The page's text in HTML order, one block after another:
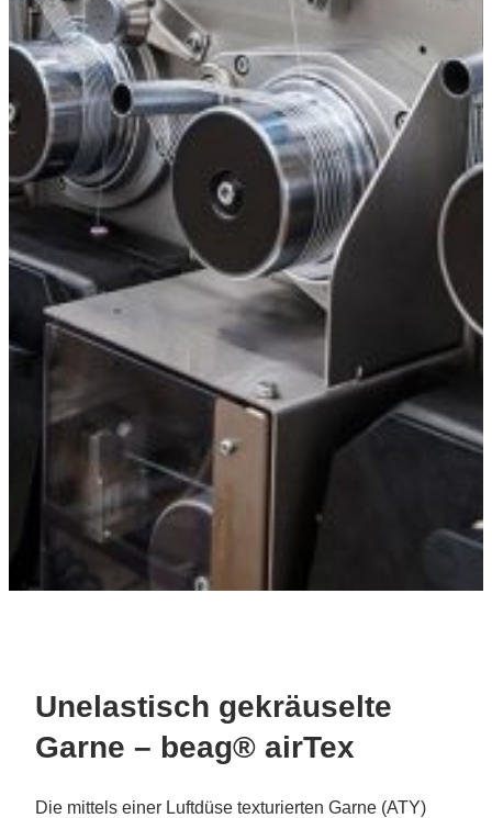
Unelastisch gekräuselte
Garne – beag® airTex
Die mittels einer Luftdüse texturierten Garne (ATY)